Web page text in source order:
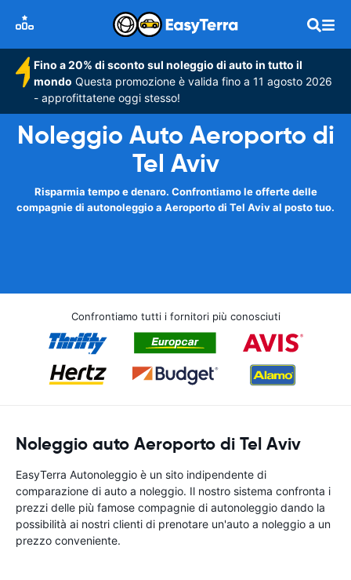
Fino a 20% di sconto sul noleggio di auto in tutto il
mondo Questa promozione è valida fino a 11 agosto 2026
- approfittatene oggi stesso!
Noleggio Auto Aeroporto di
Tel Aviv
Risparmia tempo e denaro. Confrontiamo le offerte delle
compagnie di autonoleggio a Aeroporto di Tel Aviv al posto tuo.
Confrontiamo tutti i fornitori più conosciuti
Noleggio auto Aeroporto di Tel Aviv
EasyTerra Autonoleggio è un sito indipendente di
comparazione di auto a noleggio. Il nostro sistema confronta i
prezzi delle più famose compagnie di autonoleggio dando la
possibilità ai nostri clienti di prenotare un'auto a noleggio a un
prezzo conveniente.